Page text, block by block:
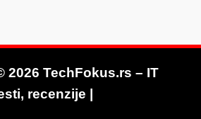
2026 TechFokus.rs – IT
recenzije |